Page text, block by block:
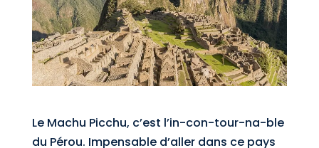
Le Machu Picchu, c’est l’in-con-tour-na-ble
du Pérou. Impensable d’aller dans ce pays